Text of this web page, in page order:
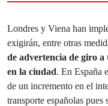
Londres y Viena han
exigirán, entre otras
de advertencia de giro a
en la ciudad. En España
de un incremento en el
transporte españolas